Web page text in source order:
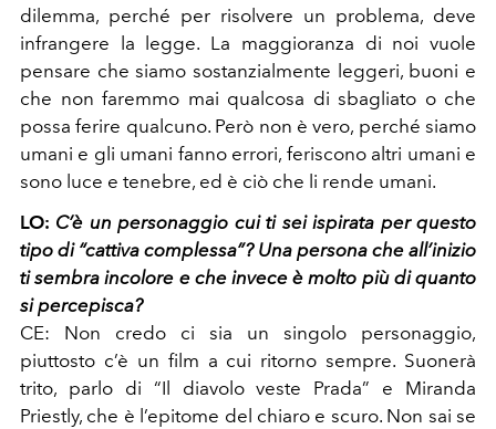
dilemma, perché per risolvere un problema, deve
infrangere la legge. La maggioranza di noi vuole
pensare che siamo sostanzialmente leggeri, buoni e
che non faremmo mai qualcosa di sbagliato o che
possa ferire qualcuno. Però non è vero, perché siamo
umani e gli umani fanno errori, feriscono altri umani e
sono luce e tenebre, ed è ciò che li rende umani.
LO: C’è un personaggio cui ti sei ispirata per questo
tipo di “cattiva complessa”? Una persona che all’inizio
ti sembra incolore e che invece è molto più di quanto
si percepisca?
CE: Non credo ci sia un singolo personaggio,
piuttosto c’è un film a cui ritorno sempre. Suonerà
trito, parlo di “Il diavolo veste Prada” e Miranda
Priestly, che è l’epitome del chiaro e scuro. Non sai se